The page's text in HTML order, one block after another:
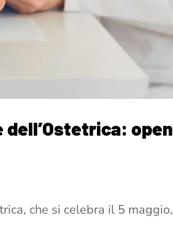
dell’Ostetrica: open
che si celebra il 5 maggio,